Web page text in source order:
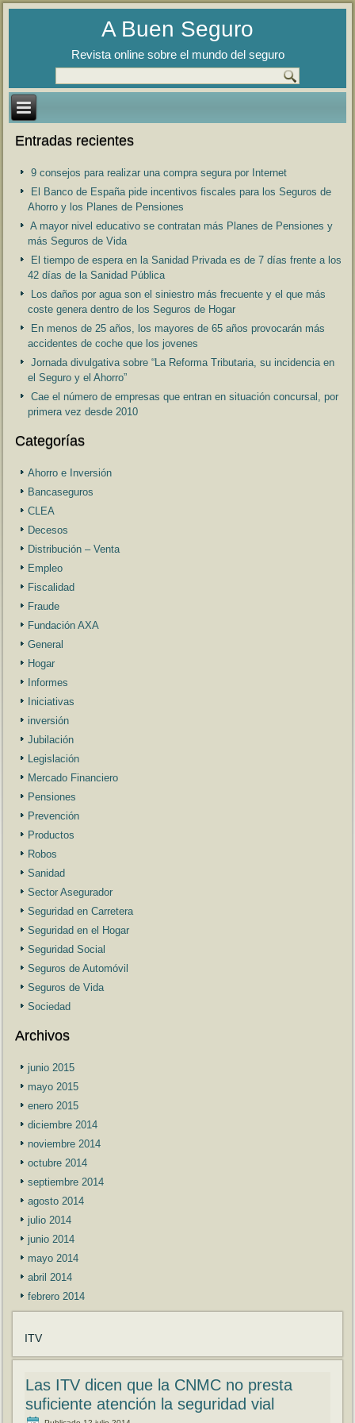
A Buen Seguro
Revista online sobre el mundo del seguro
Entradas recientes
9 consejos para realizar una compra segura por Internet
El Banco de España pide incentivos fiscales para los Seguros de
Ahorro y los Planes de Pensiones
A mayor nivel educativo se contratan más Planes de Pensiones y
más Seguros de Vida
El tiempo de espera en la Sanidad Privada es de 7 días frente a los
42 días de la Sanidad Pública
Los daños por agua son el siniestro más frecuente y el que más
coste genera dentro de los Seguros de Hogar
En menos de 25 años, los mayores de 65 años provocarán más
accidentes de coche que los jovenes
Jornada divulgativa sobre “La Reforma Tributaria, su incidencia en
el Seguro y el Ahorro”
Cae el número de empresas que entran en situación concursal, por
primera vez desde 2010
Categorías
Ahorro e Inversión
Bancaseguros
CLEA
Decesos
Distribución – Venta
Empleo
Fiscalidad
Fraude
Fundación AXA
General
Hogar
Informes
Iniciativas
inversión
Jubilación
Legislación
Mercado Financiero
Pensiones
Prevención
Productos
Robos
Sanidad
Sector Asegurador
Seguridad en Carretera
Seguridad en el Hogar
Seguridad Social
Seguros de Automóvil
Seguros de Vida
Sociedad
Archivos
junio 2015
mayo 2015
enero 2015
diciembre 2014
noviembre 2014
octubre 2014
septiembre 2014
agosto 2014
julio 2014
junio 2014
mayo 2014
abril 2014
febrero 2014
ITV
Las ITV dicen que la CNMC no presta
suficiente atención la seguridad vial